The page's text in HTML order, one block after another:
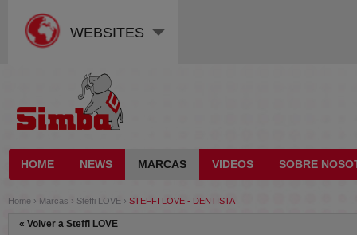
WEBSITES
HOME NEWS MARCAS VIDEOS SOBRE
Home › Marcas › Steffi LOVE › STEFFI LOVE - DENTISTA
« Volver a Steffi LOVE